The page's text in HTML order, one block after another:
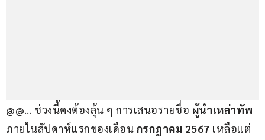
@@… ช่วงนี้คงต้องลุ้น ๆ การเสนอรายชื่อ ผู้นำเหล่าทัพ
ภายในสัปดาห์แรกของเดือน กรกฎาคม 2567 เหลือแต่